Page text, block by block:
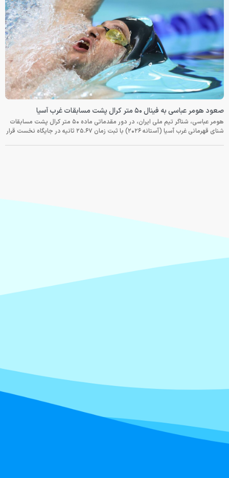
صعود هومر عباسی به فینال ۵۰ متر کرال پشت مسابقات غرب آسیا
هومر عباسی، شناگر تیم ملی ایران، در دور مقدماتی ماده ۵۰ متر کرال پشت مسابقات
شنای قهرمانی غرب آسیا (آستانه ۲۰۲۶) با ثبت زمان ۲۵.۶۷ ثانیه در جایگاه نخست قرار